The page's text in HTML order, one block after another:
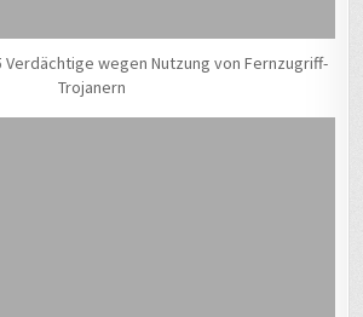
wegen Nutzung von Fernzugriff-
Trojanern